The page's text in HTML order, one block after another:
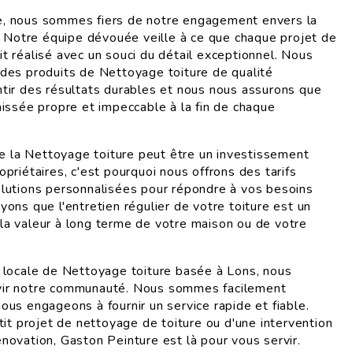
nous sommes fiers de notre engagement envers la
équipe dévouée veille à ce que chaque projet de
réalisé avec un souci du détail exceptionnel. Nous
produits de Nettoyage toiture de qualité
des résultats durables et nous nous assurons que
propre et impeccable à la fin de chaque
la Nettoyage toiture peut être un investissement
c'est pourquoi nous offrons des tarifs
personnalisées pour répondre à vos besoins
que l'entretien régulier de votre toiture est un
valeur à long terme de votre maison ou de votre
de Nettoyage toiture basée à Lons, nous
notre communauté. Nous sommes facilement
engageons à fournir un service rapide et fiable.
projet de nettoyage de toiture ou d'une intervention
Gaston Peinture est là pour vous servir.